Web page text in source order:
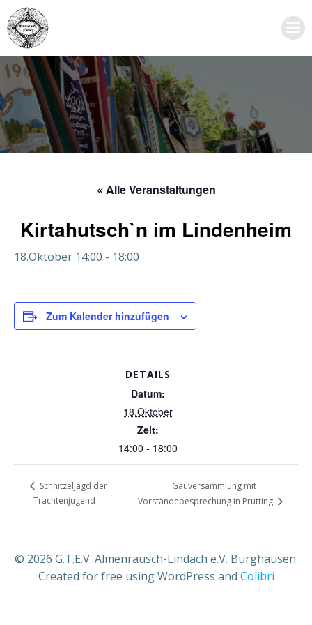
« Alle Veranstaltungen
Kirtahutsch`n im Lindenheim
18.Oktober 14:00 - 18:00
Zum Kalender hinzufügen
DETAILS
Datum:
18.Oktober
Zeit:
14:00 - 18:00
Schnitzeljagd der
Trachtenjugend
Gauversammlung mit
Vorständebesprechung in Prutting
© 2026 G.T.E.V. Almenrausch-Lindach e.V. Burghausen.
Created for free using WordPress and Colibri